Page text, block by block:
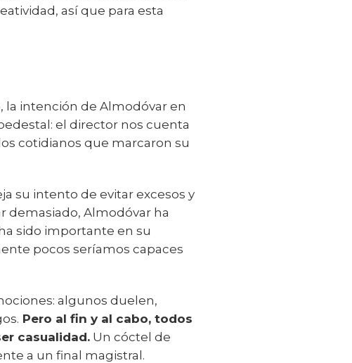
así que para esta
la intención de Almodóvar en
el director nos cuenta
cotidianos que marcaron su
su intento de evitar excesos y
demasiado, Almodóvar ha
sido importante en su
pocos seríamos capaces
algunos duelen,
Pero al fin y al cabo, todos
casualidad. Un cóctel de
a un final magistral.